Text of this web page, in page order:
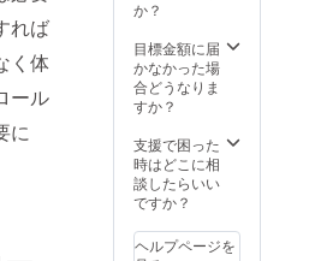
れば
く体
ール
に
か？
目標金額に届
かなかった場
合どうなりま
すか？
支援で困った
時はどこに相
談したらいい
ですか？
ヘルプページを